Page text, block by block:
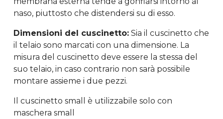
naso, piuttosto che distendersi su di esso.
Dimensioni del cuscinetto: Sia il cuscinetto che
il telaio sono marcati con una dimensione. La
misura del cuscinetto deve essere la stessa del
suo telaio, in caso contrario non sarà possibile
montare assieme i due pezzi.
Il cuscinetto small è utilizzabile solo con
maschera small